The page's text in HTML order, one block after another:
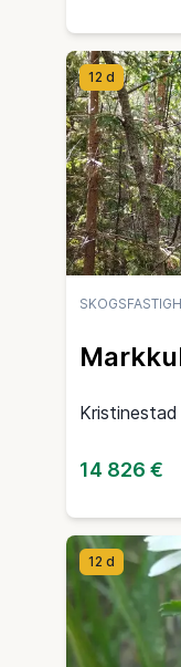
12 d
Kristinestad
14 826 €
12 d